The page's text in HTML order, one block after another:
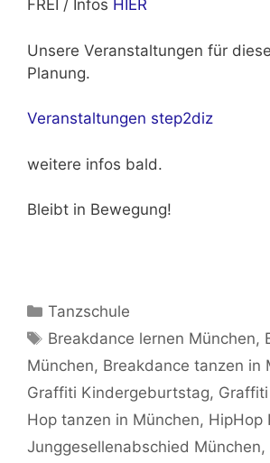
FREI / Infos HIER
Unsere Veranstaltungen für
Planung.
Veranstaltungen step2diz
weitere infos bald.
Bleibt in Bewegung!
Kategorien
Tanzschule
Schlagwörter
Breakdance lernen München,
München, Breakdance tanzen in
Graffiti Kindergeburtstag,
Hop tanzen in München, HipHop
Junggesellenabschied München,